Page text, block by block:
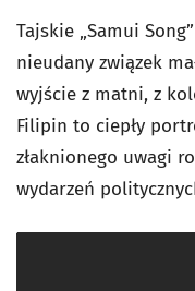
Tajskie „Samui
nieudany związek
wyjście z matni, z
Filipin to ciepły
złaknionego uwagi
wydarzeń